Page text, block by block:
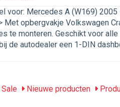
voor: Mercedes A (W169)
Met opbergvakje Volkswagen
te monteren. Geschikt voor
de autodealer een 1-DIN
Sale Nieuwe producten